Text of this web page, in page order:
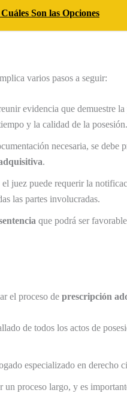
Son las Opciones
varios pasos a seguir:
evidencia que demuestre la
y la calidad de la posesión.
necesaria, se debe
.
juez puede requerir la
las partes involucradas.
que podrá ser
el proceso de prescripción
de todos los actos de
especializado en derecho
proceso largo, y es